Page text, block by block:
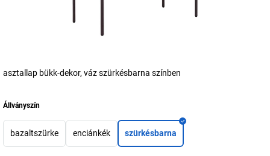
asztallap bükk-dekor, váz szürkésbarna színben
Állványszín
bazaltszürke enciánkék szürkésbarna